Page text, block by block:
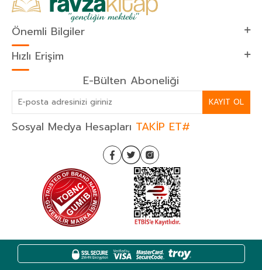
Önemli Bilgiler
Hızlı Erişim
E-Bülten Aboneliği
KAYIT OL
Sosyal Medya Hesapları TAKİP ET#